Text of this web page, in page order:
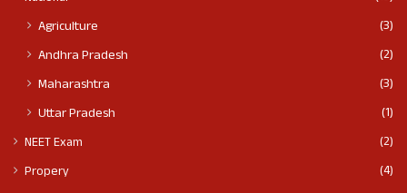
Agriculture
(3)
Andhra Pradesh
(2)
Maharashtra
(3)
Uttar Pradesh
(1)
NEET Exam
(2)
Propery
(4)